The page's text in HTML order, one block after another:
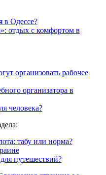
в Одессе?
отдых с комфортом в
организовать рабочее
организатора в
человека?
табу или норма?
путешествий?